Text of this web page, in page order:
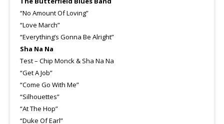
“No Amount Of Loving”
“Love March”
“Everything’s Gonna Be Alright”
Sha Na Na
Test – Chip Monck & Sha Na Na
“Get A Job”
“Come Go With Me”
“Silhouettes”
“At The Hop”
“Duke Of Earl”